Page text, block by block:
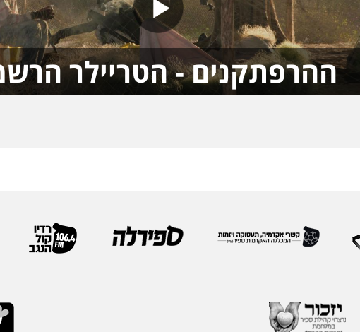
ההרפתקנים - הטריילר